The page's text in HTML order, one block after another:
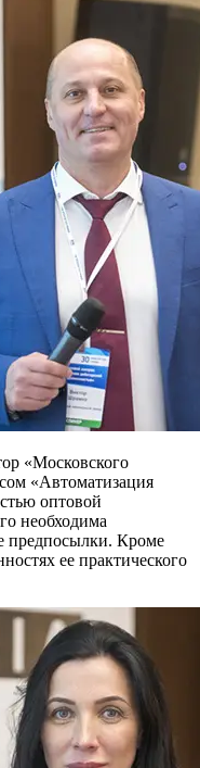
«Московского
«Автоматизация
оптовой
необходима
предпосылки. Кроме
ее практического